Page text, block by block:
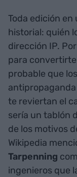
Toda edición
historial: quién
dirección IP.
para convertirte
probable que
te reviertan el
sería un tablón
de los motivos
Wikipedia
Tarpenning
ingenieros que